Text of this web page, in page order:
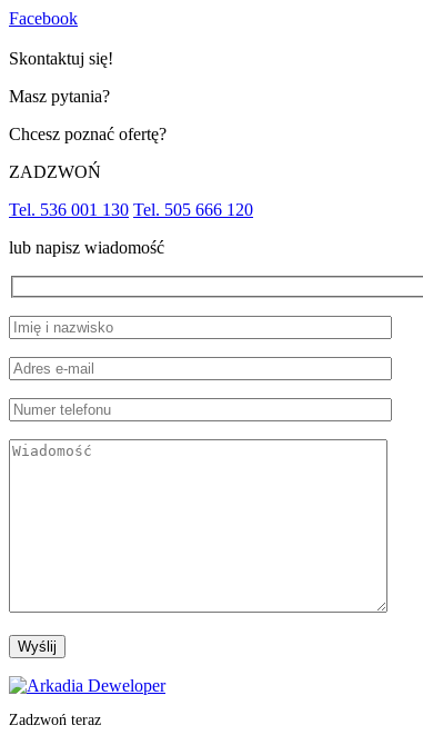
Facebook
Skontaktuj się!
Masz pytania?
Chcesz poznać ofertę?
ZADZWOŃ
Tel. 536 001 130 Tel. 505 666 120
lub napisz wiadomość
Przejdź
treści
Zadzwoń teraz